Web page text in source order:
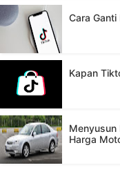
Cara Ganti
Kapan
Menyusun
Harga